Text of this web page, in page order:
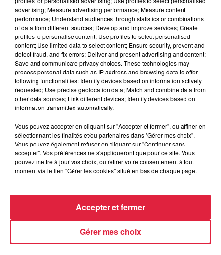
6 août 2026
Tags antisémites à Strasbourg :
Catherine Trautmann réagit
6 août 2026
Au zoo de Mulhouse : rencontre
avec les flamants rouges
advertising; Measure advertising performance; Measure content
performance; Understand audiences through statistics or combinations
of data from different sources; Develop and improve services; Create
profiles to personalise content; Use profiles to select personalised
content; Use limited data to select content; Ensure security, prevent and
detect fraud, and fix errors; Deliver and present advertising and content;
Save and communicate privacy choices. These technologies may
process personal data such as IP address and browsing data to offer
following functionalities: Identify devices based on information actively
requested; Use precise geolocation data; Match and combine data from
other data sources; Link different devices; Identify devices based on
information transmitted automatically.
Vous pouvez accepter en cliquant sur "Accepter et fermer", ou affiner en
sélectionnant les finalités et/ou partenaires dans "Gérer mes choix".
Vous pouvez également refuser en cliquant sur "Continuer sans
accepter". Vos préférences ne s'appliqueront que pour ce site. Vous
pouvez mettre à jour vos choix, ou retirer votre consentement à tout
moment via le lien "Gérer les cookies" situé en bas de chaque page.
Gérer mes choix
Accepter et fermer